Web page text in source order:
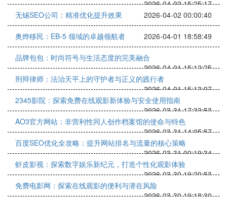
2026-04-02 15:25:17
无锡SEO公司：精准优化提升效果
2026-04-02 00:00:40
奥烨移民：EB-5 领域的卓越领航者 2026-04-01 18:58:49
品牌包包：时尚符号与生活态度的完美融合
2026-04-01 15:12:25
刑辩律师：法治天平上的守护者与正义的践行者
2026-04-01 15:13:07
2345影院：探索免费在线观影新体验与安全使用指南
2026-03-31 17:33:53
AO3官方网站：非营利性同人创作档案馆的使命与特色
2026-03-31 14:05:57
百度SEO优化全攻略：提升网站排名与流量的核心策略
2026-03-31 00:19:34
虾皮影视：探索数字娱乐新纪元，打造个性化观影体验
2026-03-30 19:20:53
免费电影网：探索在线观影的便利与潜在风险
2026-03-30 19:18:30